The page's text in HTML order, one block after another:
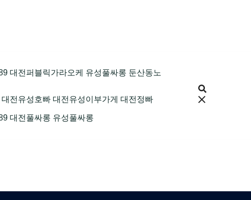
대전퍼블릭가라오케 유성풀싸롱 둔산동노
전유성호빠 대전유성이부가게 대전정빠
대전풀싸롱 유성풀싸롱